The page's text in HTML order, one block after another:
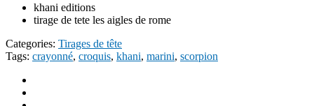
khani editions
tirage de tete les aigles de rome
Categories: Tirages de tête
Tags: crayonné, croquis, khani, marini, scorpion